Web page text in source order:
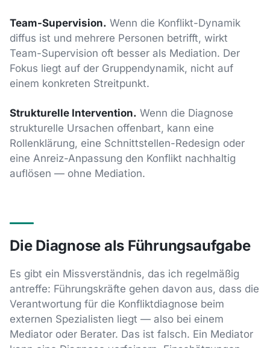
Team-Supervision. Wenn die Konflikt-Dynamik
diffus ist und mehrere Personen betrifft, wirkt
Team-Supervision oft besser als Mediation. Der
Fokus liegt auf der Gruppendynamik, nicht auf
einem konkreten Streitpunkt.
Strukturelle Intervention. Wenn die Diagnose
strukturelle Ursachen offenbart, kann eine
Rollenklärung, eine Schnittstellen-Redesign oder
eine Anreiz-Anpassung den Konflikt nachhaltig
auflösen — ohne Mediation.
Die Diagnose als Führungsaufgabe
Es gibt ein Missverständnis, das ich regelmäßig
antreffe: Führungskräfte gehen davon aus, dass die
Verantwortung für die Konfliktdiagnose beim
externen Spezialisten liegt — also bei einem
Mediator oder Berater. Das ist falsch. Ein Mediator